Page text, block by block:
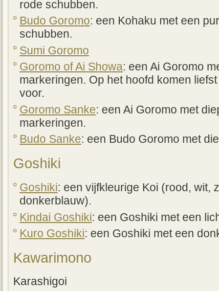
rode schubben.
Budo Goromo: een Kohaku met een
schubben.
Sumi Goromo
Goromo of Ai Showa: een Ai Goromo
markeringen. Op het hoofd komen
voor.
Goromo Sanke: een Ai Goromo met
markeringen.
Budo Sanke: een Budo Goromo met
Goshiki
Goshiki: een vijfkleurige Koi (rood, wit,
donkerblauw).
Kindai Goshiki: een Goshiki met een
Kuro Goshiki: een Goshiki met een
Kawarimono
Karashigoi